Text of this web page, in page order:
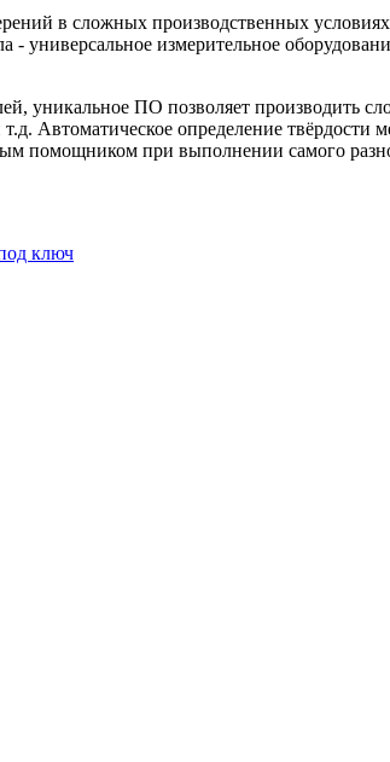
в сложных производственных
универсальное измерительное
уникальное ПО позволяет производить
Автоматическое определение твёрдости
помощником при выполнении самого
ключ